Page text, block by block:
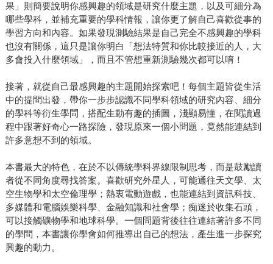
果」則簡要說明你感興趣的領域是研究什麼主題，以及可細分為
哪些學科，並補充重要的學科情報，讓你更了解自己喜歡從事的
學習方向和內容。如果發現測驗結果是自己完全不感興趣的學科
也沒有關係，這只是讓你明白「想法特質和你比較接近的人，大
多會投入什麼領域」，而且不管想重新測驗幾次都可以唷！
接著，就從自己最感興趣的主題開始探索吧！每個主題皆從生活
中的提問出發，帶你一步步認識不同學科領域的研究內容、細分
的學科等衍生學問，搭配生動有趣的插圖，淺顯易懂，在閱讀過
程中跟著好奇心一路探險，發現原來一個小問題，竟然能連結到
許多意想不到的領域。
本書最大的特色，在於不以傳統學科界線限制思考，而是鼓勵讀
者從不同角度尋找答案。喜歡研究外星人，可能通往天文學、太
空生物學和太空倫理學；熱衷電動遊戲，也能連結到資訊科技、
多媒體和電腦娛樂科學、金融知識和社會學；痴迷於收集石頭，
可以接觸礦物學和地球科學。一個問題背後往往連結著許多不同
的學問，本書讓你學會如何推導出自己的想法，產生進一步探究
興趣的動力。